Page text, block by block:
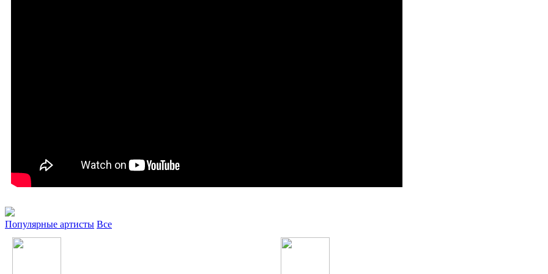
Популярные артисты Все